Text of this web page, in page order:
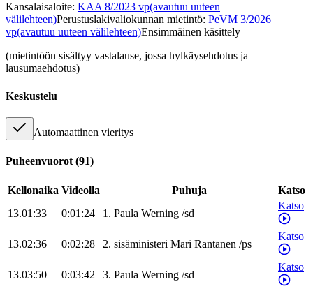
Kansalaisaloite: KAA 8/2023 vp(avautuu uuteen
välilehteen)Perustuslakivaliokunnan mietintö: PeVM 3/2026
vp(avautuu uuteen välilehteen)Ensimmäinen käsittely
(mietintöön sisältyy vastalause, jossa hylkäysehdotus ja
lausumaehdotus)
Keskustelu
Automaattinen vieritys
Puheenvuorot (91)
Kellonaika Videolla Puhuja
Katso
13.01:33
0:01:24 1. Paula Werning /sd
Katso
13.02:36 0:02:28 2. sisäministeri Mari Rantanen /ps
Katso
13.03:50 0:03:42 3. Paula Werning /sd
Katso